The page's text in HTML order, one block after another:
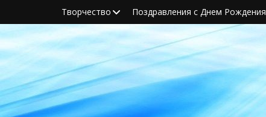
Творчество Поздравления с Днем Рождения